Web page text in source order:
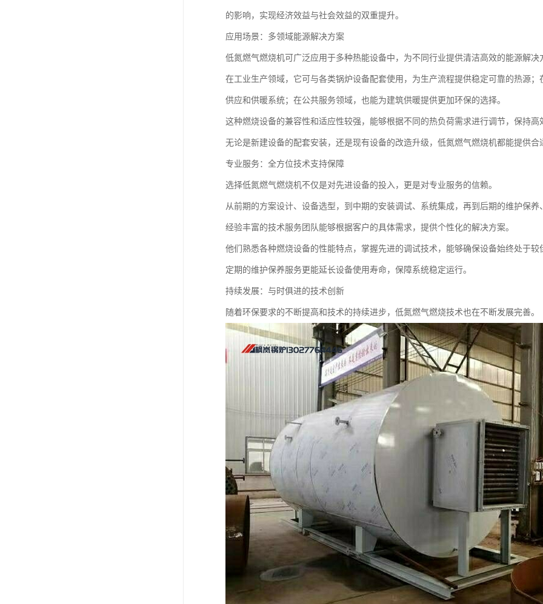
的影响，实现经济效益与社会效益的双重提升。
应用场景：多领域能源解决方案
低氮燃气燃烧机可广泛应用于多种热能设备中，为不同行业提供清洁高效的能源解决
在工业生产领域，它可与各类锅炉设备配套使用，为生产流程提供稳定可靠的热源
供应和供暖系统；在公共服务领域，也能为建筑供暖提供更加环保的选择。
这种燃烧设备的兼容性和适应性较强，能够根据不同的热负荷需求进行调节，保持高
无论是新建设备的配套安装，还是现有设备的改造升级，低氮燃气燃烧机都能提供合
专业服务：全方位技术支持保障
选择低氮燃气燃烧机不仅是对先进设备的投入，更是对专业服务的信赖。
从前期的方案设计、设备选型，到中期的安装调试、系统集成，再到后期的维护保
经验丰富的技术服务团队能够根据客户的具体需求，提供个性化的解决方案。
他们熟悉各种燃烧设备的性能特点，掌握先进的调试技术，能够确保设备始终处于较
定期的维护保养服务更能延长设备使用寿命，保障系统稳定运行。
持续发展：与时俱进的技术创新
随着环保要求的不断提高和技术的持续进步，低氮燃气燃烧技术也在不断发展完善。